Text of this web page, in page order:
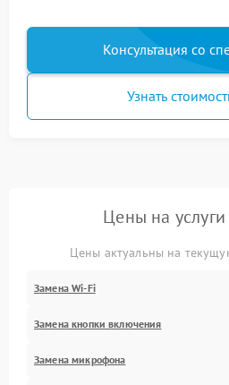
Консультация со
Узнать
Цены на
Цены актуальны на
Замена Wi-Fi
Замена кнопки включения
Замена микрофона